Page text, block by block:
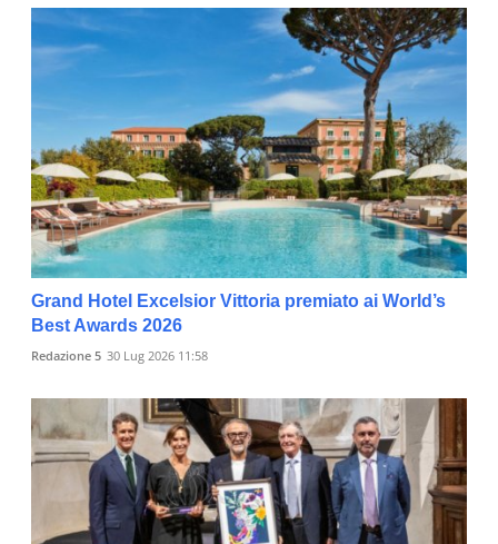
Grand Hotel Excelsior Vittoria premiato ai World’s
Best Awards 2026
Redazione 5 30 Lug 2026 11:58